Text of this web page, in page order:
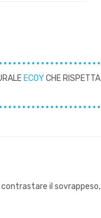
ECOYCHE RISPETTA
il